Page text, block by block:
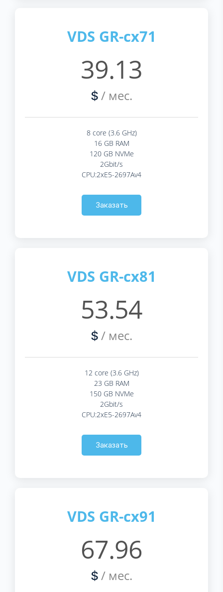
VDS GR-cx71
39.13
$ / мес.
8 core (3.6 GHz)
16 GB RAM
120 GB NVMe
2Gbit/s
CPU:2xE5-2697Av4
Заказать
VDS GR-cx81
53.54
$ / мес.
12 core (3.6 GHz)
23 GB RAM
150 GB NVMe
2Gbit/s
CPU:2xE5-2697Av4
Заказать
VDS GR-cx91
67.96
$ / мес.